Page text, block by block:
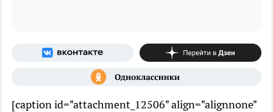
[caption id="attachment_12506" align="alignnone"